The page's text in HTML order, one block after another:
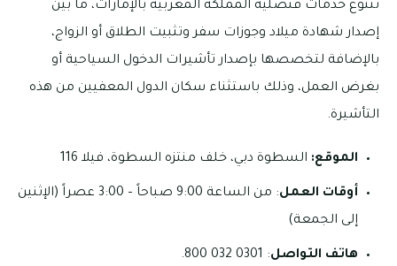
تتنوع خدمات قنصلية المملكة المغربية بالإمارات، ما بين
إصدار شهادة ميلاد وجوزات سفر وتثبيت الطلاق أو الزواج،
بالإضافة لتخصصها بإصدار تأشيرات الدخول السياحية أو
بغرض العمل، وذلك باستثناء سكان الدول المعفيين من هذه
التأشيرة.
الموقع: السطوة دبي، خلف منتزه السطوة، فيلا 116
أوقات العمل
: من الساعة 9:00 صباحاً – 3:00 عصراً (الإثنين
إلى الجمعة)
هاتف التواصل: 0301 032 800.